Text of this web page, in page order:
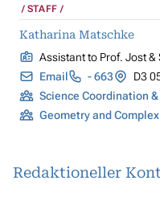
STAFF
Katharina Matschke
Assistant to Prof. Jost
Email
- 663
D3
Science Coordination
Geometry and
Redaktioneller